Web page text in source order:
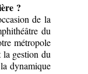
?
de la
du
métropole
la gestion du
dynamique